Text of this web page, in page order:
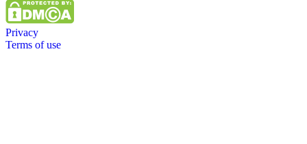
Privacy
Terms of use